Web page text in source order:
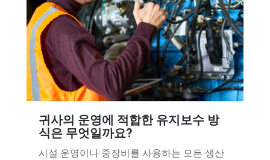
귀사의 운영에 적합한 유지보수 방
식은 무엇일까요?
시설 운영이나 중장비를 사용하는 모든 생산